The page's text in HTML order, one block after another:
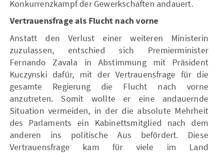
Konkurrenzkampf der Gewerkschaften andauert.
Vertrauensfrage als Flucht nach vorne
Anstatt den Verlust einer weiteren Ministerin
zuzulassen, entschied sich Premierminister
Fernando Zavala in Abstimmung mit Präsident
Kuczynski dafür, mit der Vertrauensfrage für die
gesamte Regierung die Flucht nach vorne
anzutreten. Somit wollte er eine andauernde
Situation vermeiden, in der die absolute Mehrheit
des Parlaments ein Kabinettsmitglied nach dem
anderen ins politische Aus befördert. Diese
Vertrauensfrage kam für viele im Land